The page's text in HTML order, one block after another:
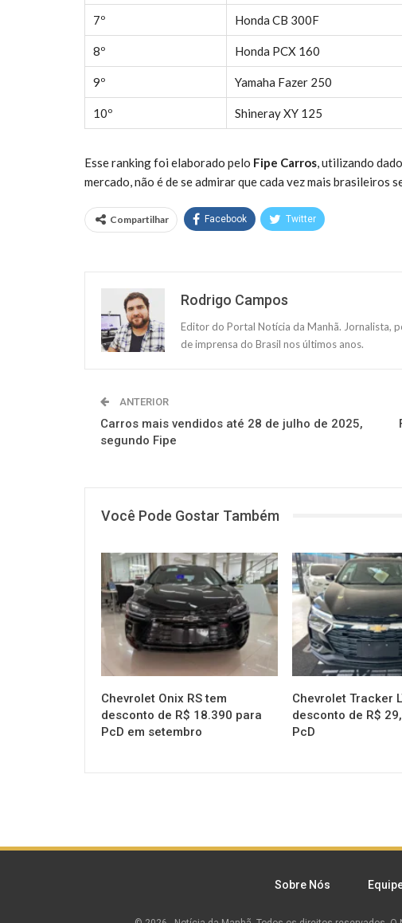
7º Honda CB 300F
8º Honda PCX 160
9º Yamaha Fazer 250
10º Shineray XY 125
Esse ranking foi elaborado pelo Fipe Carros, utilizando
mercado, não é de se admirar que cada vez mais brasileiros
Compartilhar Facebook Twitter
Rodrigo Campos
Editor do Portal Notícia da Manhã. Jornalista,
de imprensa do Brasil nos últimos anos.
ANTERIOR
Carros mais vendidos até 28 de julho de 2025,
segundo Fipe
Você Pode Gostar Também
MUNDO AUTOMOTIVO
Chevrolet Onix RS tem
desconto de R$ 18.390 para
PcD em setembro
MUNDO AUTOMOTIVO
Chevrolet Tracker
desconto de R$
PcD
Sobre Nós